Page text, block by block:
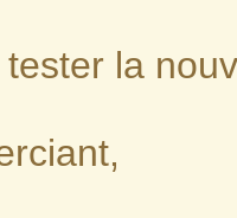
tester la